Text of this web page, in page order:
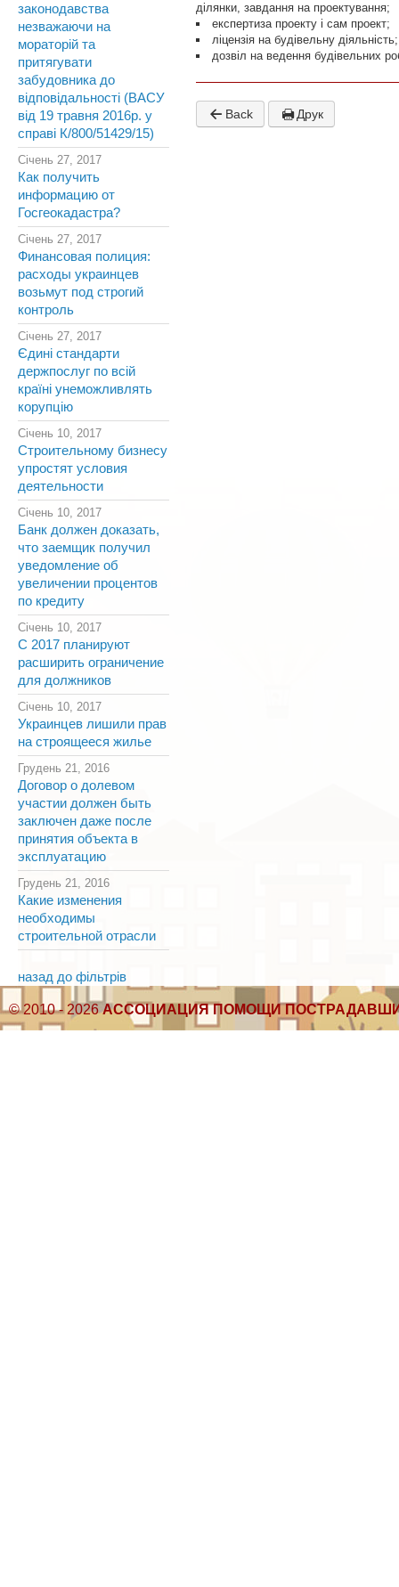
законодавства
незважаючи на
мораторій та
притягувати
забудовника до
відповідальності (ВАСУ
від 19 травня 2016р. у
справі К/800/51429/15)
Січень 27, 2017
Как получить
информацию от
Госгеокадастра?
Січень 27, 2017
Финансовая полиция:
расходы украинцев
возьмут под строгий
контроль
Січень 27, 2017
Єдині стандарти
держпослуг по всій
країні унеможливлять
корупцію
Січень 10, 2017
Строительному бизнесу
упростят условия
деятельности
Січень 10, 2017
Банк должен доказать,
что заемщик получил
уведомление об
увеличении процентов
по кредиту
Січень 10, 2017
С 2017 планируют
расширить ограничение
для должников
Січень 10, 2017
Украинцев лишили прав
на строящееся жилье
Грудень 21, 2016
Договор о долевом
участии должен быть
заключен даже после
принятия объекта в
эксплуатацию
Грудень 21, 2016
Какие изменения
необходимы
строительной отрасли
назад до фільтрів
ділянки, завдання на проектування;
експертиза проекту і сам проект;
ліцензія на будівельну діяльність;
дозвіл на ведення будівельних
Back Друк
© 2010 - 2026АССОЦИАЦИЯ ПОМОЩИ